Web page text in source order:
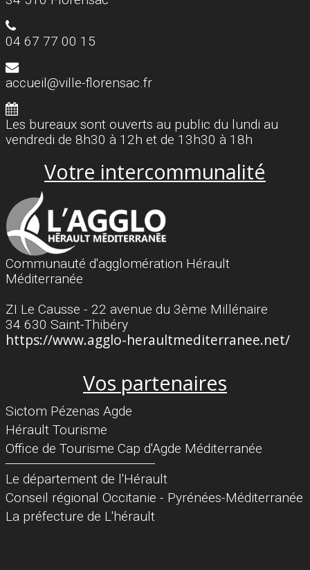
04 67 77 00 15
accueil@ville-florensac.fr
Les bureaux sont ouverts au public du lundi au
vendredi de 8h30 à 12h et de 13h30 à 18h
Votre intercommunalité
Communauté d'agglomération Hérault
Méditerranée
ZI Le Causse - 22 avenue du 3ème Millénaire
34 630 Saint-Thibéry
https://www.agglo-heraultmediterranee.net/
Vos partenaires
Sictom Pézenas Agde
Hérault Tourisme
Office de Tourisme Cap d'Agde Méditerranée
Séparateur
Le département de l'Hérault
Conseil régional Occitanie - Pyrénées-Méditerranée
La préfecture de L'hérault